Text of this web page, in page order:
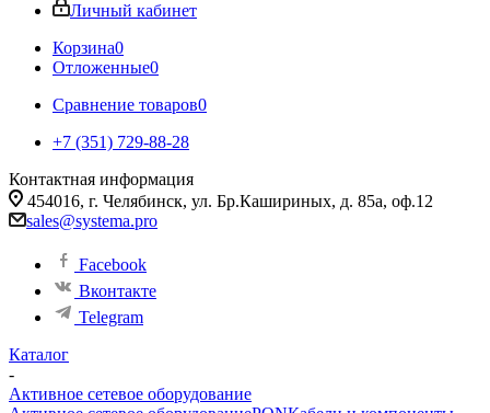
Личный кабинет
Корзина0
Отложенные0
Сравнение товаров0
+7 (351) 729-88-28
Контактная информация
454016, г. Челябинск, ул. Бр.Кашириных, д. 85а, оф.12
sales@systema.pro
Facebook
Вконтакте
Telegram
Каталог
-
Активное сетевое оборудование